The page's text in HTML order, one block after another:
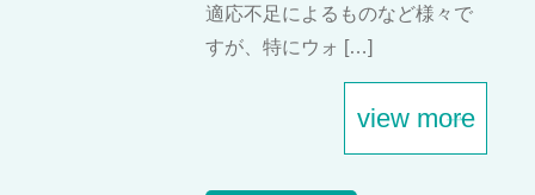
適応不足によるものなど様々で
すが、特にウォ […]
view more